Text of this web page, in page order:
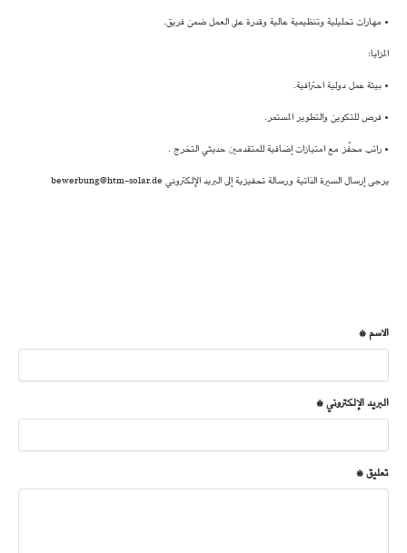
• مهارات تحليلية وتنظيمية عالية وقدرة على العمل ضمن فريق.
المزايا:
• بيئة عمل دولية احترافية.
• فرص للتكوين والتطوير المستمر.
• راتب محفّز مع امتيازات إضافية للمتقدمين حديثي التخرج .
يرجى إرسال السيرة الذاتية ورسالة تحفيزية إلى البريد الإلكتروني bewerbung@htm-solar.de
الاسم *
البريد الإلكتروني *
تعليق *